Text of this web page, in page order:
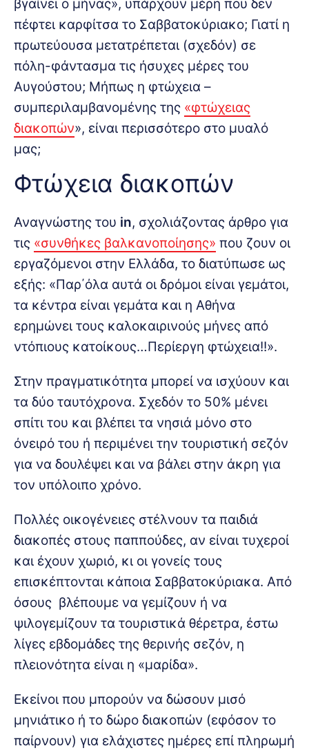
βγαίνει ο μήνας», υπάρχουν μέρη που δεν
πέφτει καρφίτσα το Σαββατοκύριακο; Γιατί η
πρωτεύουσα μετατρέπεται (σχεδόν) σε
πόλη-φάντασμα τις ήσυχες μέρες του
Αυγούστου; Μήπως η φτώχεια –
συμπεριλαμβανομένης της «φτώχειας
διακοπών», είναι περισσότερο στο μυαλό
μας;
Φτώχεια διακοπών
Αναγνώστης του in, σχολιάζοντας άρθρο για
τις «συνθήκες βαλκανοποίησης» που ζουν οι
εργαζόμενοι στην Ελλάδα, το διατύπωσε ως
εξής: «Παρ΄όλα αυτά οι δρόμοι είναι γεμάτοι,
τα κέντρα είναι γεμάτα και η Αθήνα
ερημώνει τους καλοκαιρινούς μήνες από
ντόπιους κατοίκους…Περίεργη φτώχεια!!».
Στην πραγματικότητα μπορεί να ισχύουν και
τα δύο ταυτόχρονα. Σχεδόν το 50% μένει
σπίτι του και βλέπει τα νησιά μόνο στο
όνειρό του ή περιμένει την τουριστική σεζόν
για να δουλέψει και να βάλει στην άκρη για
τον υπόλοιπο χρόνο.
Πολλές οικογένειες στέλνουν τα παιδιά
διακοπές στους παππούδες, αν είναι τυχεροί
και έχουν χωριό, κι οι γονείς τους
επισκέπτονται κάποια Σαββατοκύριακα. Από
όσους βλέπουμε να γεμίζουν ή να
ψιλογεμίζουν τα τουριστικά θέρετρα, έστω
λίγες εβδομάδες της θερινής σεζόν, η
πλειονότητα είναι η «μαρίδα».
Εκείνοι που μπορούν να δώσουν μισό
μηνιάτικο ή το δώρο διακοπών (εφόσον το
παίρνουν) για ελάχιστες ημέρες επί πληρωμή